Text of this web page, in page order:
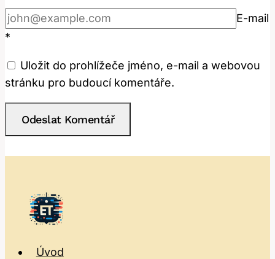
E-mail
*
Uložit do prohlížeče jméno, e-mail a webovou
stránku pro budoucí komentáře.
Úvod